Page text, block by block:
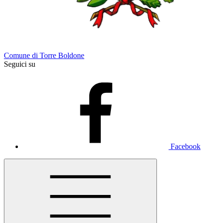
Comune di Torre Boldone
Seguici su
Facebook